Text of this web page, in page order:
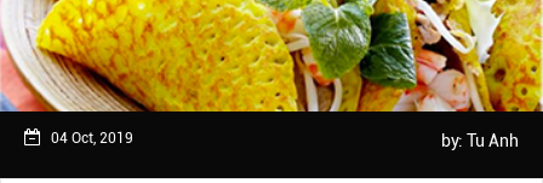
04 Oct, 2019 by: Tu Anh